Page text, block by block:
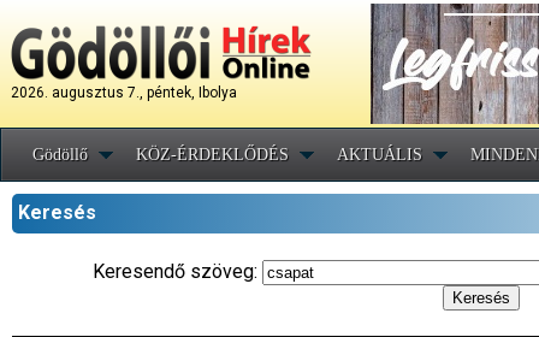
2026. augusztus 7., péntek, Ibolya
Gödöllő KÖZ-ÉRDEKLŐDÉS AKTUÁLIS
Keresés
Keresendő szöveg: